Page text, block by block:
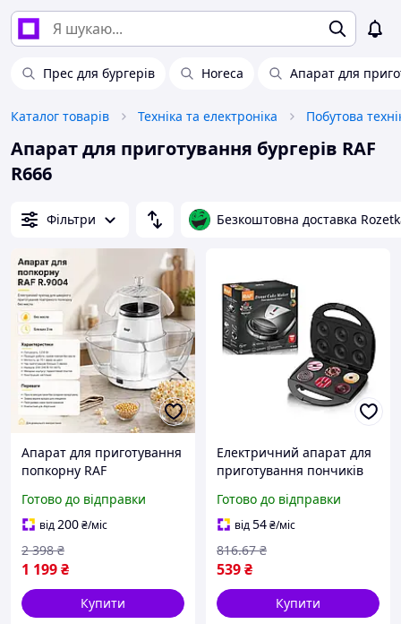
Прес для бургерів Horeca Апарат для
Каталог товарів Техніка та електроніка Побутова
Апарат для приготування бургерів RAF
R666
Фільтри Безкоштовна доставка
Апарат для приготування
попкорну RAF
без олії машина
Попкорнмейкер для дому
кухні
Готово до відправки
від200₴/міс
1 199₴
2 398 ₴
Купити
Електричний апарат для
приготування пончиків
штук з антипригарним
покриттям
Готово до відправки
від54₴/міс
539₴
816.67 ₴
Купити